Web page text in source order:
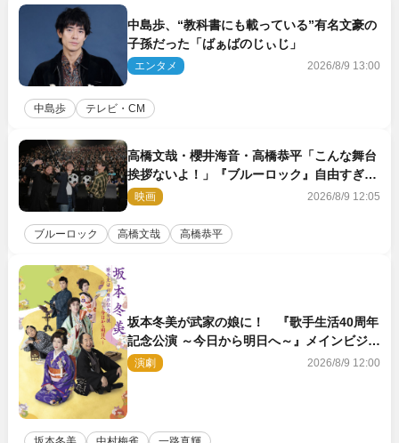
中島歩、“教科書にも載っている”有名文豪の
子孫だった「ばぁばのじぃじ」
エンタメ 2026/8/9 13:00
中島歩 テレビ・CM
高橋文哉・櫻井海音・高橋恭平「こんな舞台
挨拶ないよ！」『ブルーロック』自由すぎる
イベントレポート
映画 2026/8/9 12:05
ブルーロック 高橋文哉 高橋恭平
坂本冬美が武家の娘に！ 『歌手生活40周年
記念公演 ～今日から明日へ～』メインビジュ
アル公開
演劇 2026/8/9 12:00